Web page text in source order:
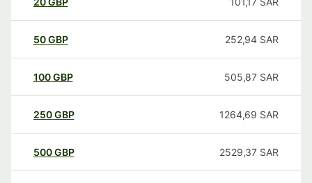
50GBP 252,94 SAR
100GBP 505,87 SAR
250GBP 1264,69 SAR
500GBP 2529,37 SAR